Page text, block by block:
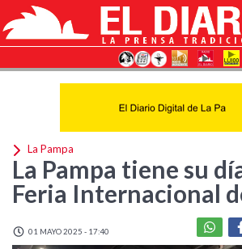
La Pampa
La Pampa tiene su
Feria Internacional
01 MAYO 2025 - 17:40